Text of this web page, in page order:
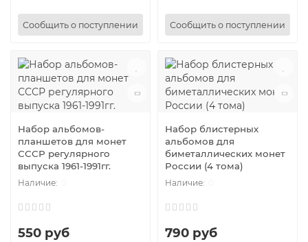
Сообщить о поступлении Сообщить о поступлении
Набор альбомов-
планшетов для монет
СССР регулярного
выпуска 1961-1991гг.
550 руб
Набор блистерных
альбомов для
биметаллических монет
России (4 тома)
790 руб